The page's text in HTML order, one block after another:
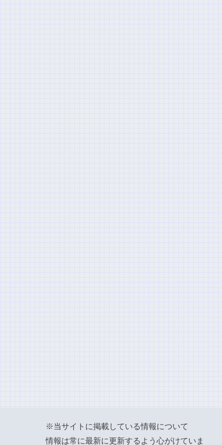
※当サイトに掲載している情報について
情報は常に最新に更新するよう心がけていま